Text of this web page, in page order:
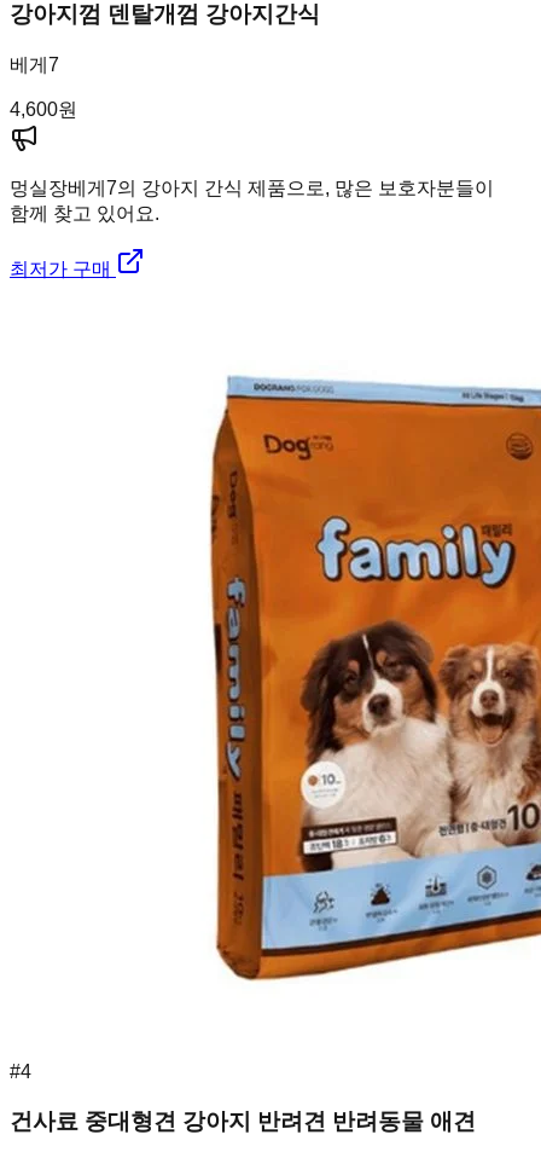
강아지껌 덴탈개껌 강아지간식
베게7
4,600원
멍실장베게7의 강아지 간식 제품으로, 많은 보호자분들이
함께 찾고 있어요.
최저가 구매
#4
건사료 중대형견 강아지 반려견 반려동물 애견